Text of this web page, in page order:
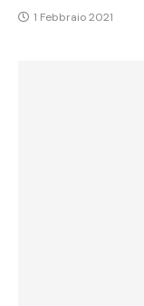
1 Febbraio 2021